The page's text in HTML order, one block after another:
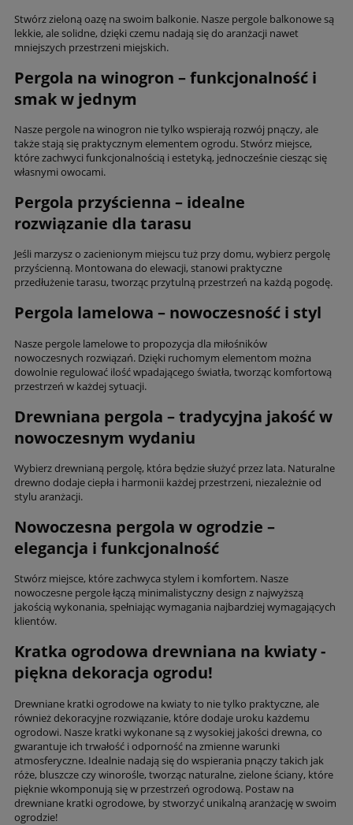
Stwórz zieloną oazę na swoim balkonie. Nasze pergole balkonowe są
lekkie, ale solidne, dzięki czemu nadają się do aranżacji nawet
mniejszych przestrzeni miejskich.
Pergola na winogron – funkcjonalność i
smak w jednym
Nasze pergole na winogron nie tylko wspierają rozwój pnączy, ale
także stają się praktycznym elementem ogrodu. Stwórz miejsce,
które zachwyci funkcjonalnością i estetyką, jednocześnie ciesząc się
własnymi owocami.
Pergola przyścienna – idealne
rozwiązanie dla tarasu
Jeśli marzysz o zacienionym miejscu tuż przy domu, wybierz pergolę
przyścienną. Montowana do elewacji, stanowi praktyczne
przedłużenie tarasu, tworząc przytulną przestrzeń na każdą pogodę.
Pergola lamelowa – nowoczesność i styl
Nasze pergole lamelowe to propozycja dla miłośników
nowoczesnych rozwiązań. Dzięki ruchomym elementom można
dowolnie regulować ilość wpadającego światła, tworząc komfortową
przestrzeń w każdej sytuacji.
Drewniana pergola – tradycyjna jakość w
nowoczesnym wydaniu
Wybierz drewnianą pergolę, która będzie służyć przez lata. Naturalne
drewno dodaje ciepła i harmonii każdej przestrzeni, niezależnie od
stylu aranżacji.
Nowoczesna pergola w ogrodzie –
elegancja i funkcjonalność
Stwórz miejsce, które zachwyca stylem i komfortem. Nasze
nowoczesne pergole łączą minimalistyczny design z najwyższą
jakością wykonania, spełniając wymagania najbardziej wymagających
klientów.
Kratka ogrodowa drewniana na kwiaty -
piękna dekoracja ogrodu!
Drewniane kratki ogrodowe na kwiaty to nie tylko praktyczne, ale
również dekoracyjne rozwiązanie, które dodaje uroku każdemu
ogrodowi. Nasze kratki wykonane są z wysokiej jakości drewna, co
gwarantuje ich trwałość i odporność na zmienne warunki
atmosferyczne. Idealnie nadają się do wspierania pnączy takich jak
róże, bluszcze czy winorośle, tworząc naturalne, zielone ściany, które
pięknie wkomponują się w przestrzeń ogrodową. Postaw na
drewniane kratki ogrodowe, by stworzyć unikalną aranżację w swoim
ogrodzie!